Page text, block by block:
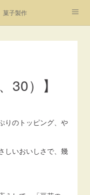
菓子製作
30）】
りのトッピング、や
しいおいしさで、幾